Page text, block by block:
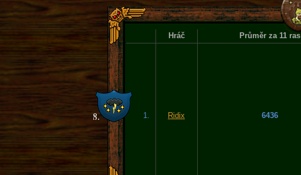
Hráč Průměr za 11 ras
1. Ridix 6436